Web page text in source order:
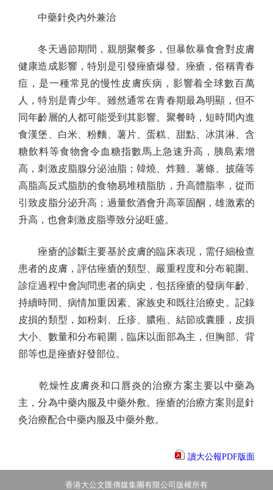
中藥針灸內外兼治
冬天過節期間，親朋聚餐多，但暴飲暴食會對皮膚
健康造成影響，特別是引發痤瘡爆發。痤瘡，俗稱青春
痘，是一種常見的慢性皮膚疾病，影響着全球數百萬
人，特別是青少年。雖然通常在青春期最為明顯，但不
同年齡層的人都可能受到其影響。聚餐時，短時間內進
食漢堡、白米、粉麵、薯片、蛋糕、甜點、冰淇淋、含
糖飲料等食物會令血糖指數馬上急速升高，胰島素增
高，刺激皮脂腺分泌油脂；韓燒、炸雞、薯條、披薩等
高脂高反式脂肪的食物易堆積脂肪，升高體脂率，從而
引致皮脂分泌升高；過量飲酒會升高睪固酮，雄激素的
升高，也會刺激皮脂導致分泌旺盛。
痤瘡的診斷主要基於皮膚的臨床表現，需仔細檢查
患者的皮膚，評估痤瘡的類型、嚴重程度和分布範圍。
診症過程中會詢問患者的病史，包括痤瘡的發病年齡、
持續時間、病情加重因素、家族史和既往治療史。記錄
皮損的類型，如粉刺、丘疹、膿疱、結節或囊腫，皮損
大小、數量和分布範圍，臨床以面部為主，但胸部、背
部等也是痤瘡好發部位。
乾燥性皮膚炎和口唇炎的治療方案主要以中藥為
主，分為中藥內服及中藥外敷。痤瘡的治療方案則是針
灸治療配合中藥內服及中藥外敷。
讀大公報PDF版面
香港大公文匯傳媒集團有限公司版權所有